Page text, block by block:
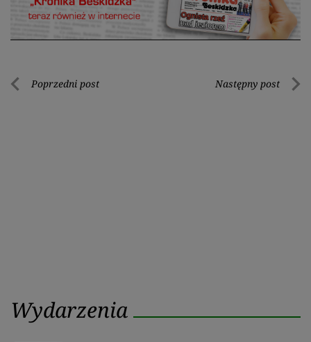
Nawigacja
Poprzedni post Następny post
Wydarzenia